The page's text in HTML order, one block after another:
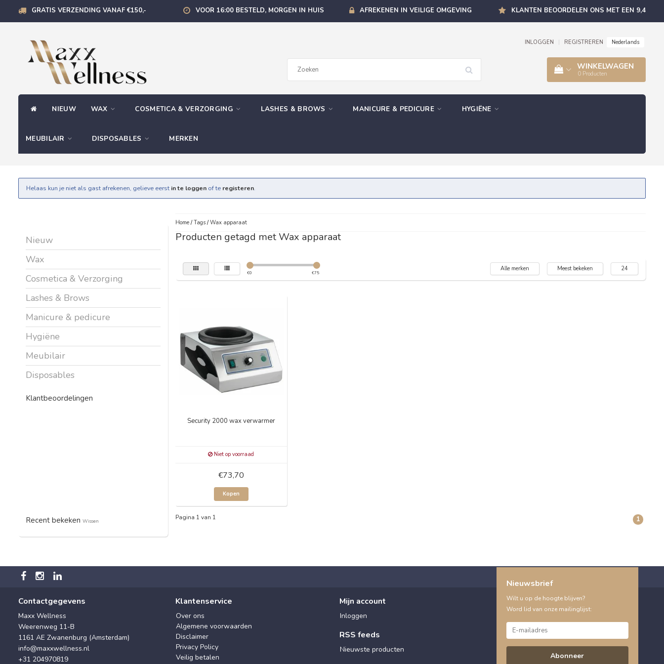
GRATIS VERZENDING VANAF €150,- VOOR 16:00 BESTELD, MORGEN IN HUIS AFREKENEN IN VEILIGE OMGEVING KLANTEN BEOORDELEN ONS MET EEN 9,4
INLOGGEN REGISTREREN Nederlands
WINKELWAGEN
0 Producten
NIEUW WAX COSMETICA & VERZORGING LASHES & BROWS MANICURE & PEDICURE HYGIËNE
MEUBILAIR DISPOSABLES MERKEN
Helaas kun je niet als gast afrekenen, gelieve eerst in te loggen of te registeren.
Nieuw
Wax
Cosmetica & Verzorging
Lashes & Brows
Manicure & pedicure
Hygiëne
Meubilair
Disposables
Klantbeoordelingen
Recent bekeken Wissen
Home/Tags/Wax apparaat
Producten getagd met Wax apparaat
€0 €75
Alle merken Meest bekeken 24
Security 2000 wax verwarmer
Niet op voorraad
€73,70
Kopen
Pagina 1 van 1 1
Contactgegevens
Maxx Wellness
Weerenweg 11-B
1161 AE Zwanenburg (Amsterdam)
info@maxxwellness.nl
+31 204970819
Klantenservice
Over ons
Algemene voorwaarden
Disclaimer
Privacy Policy
Veilig betalen
Mijn account
Inloggen
RSS feeds
Nieuwste producten
Nieuwsbrief
Wilt u op de hoogte blijven?
Word lid van onze mailinglijst:
Abonneer